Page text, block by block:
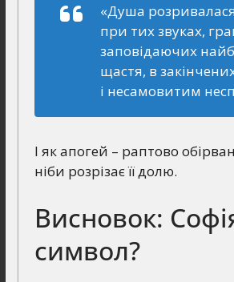
«Душа
при тих звуках,
заповідаючих
щастя, в
і несамовитим
І як апогей – раптово
ніби розрізає її долю.
Висновок:
символ?